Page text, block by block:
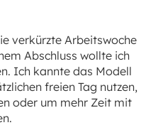
verkürzte Arbeitswoche
Abschluss wollte ich
Ich kannte das Modell
freien Tag nutzen,
oder um mehr Zeit mit